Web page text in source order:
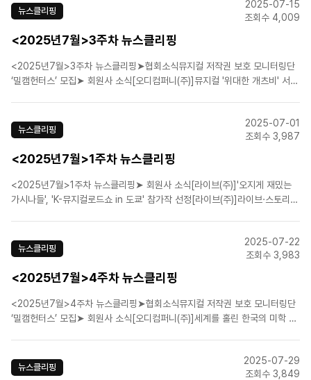
뮤지컬·연극 4편 선정[라이브(주)]뮤지..
뉴스클리핑
2025-07-15
조회수 4,009
<2025년7월>3주차 뉴스클리핑
<2025년7월>3주차 뉴스클리핑➤협회소식뮤지컬 저작권 보호 모니터링단
‘밀캠헌터스’ 모집➤ 회원사 소식[오디컴퍼니(주)]뮤지컬 '위대한 개츠비' 서
장르 1위![에스앤코(주)]단 3주!..
뉴스클리핑
2025-07-01
조회수 3,987
<2025년7월>1주차 뉴스클리핑
<2025년7월>1주차 뉴스클리핑➤ 회원사 소식[라이브(주)]'오지게 재밌는
가시나들', 'K-뮤지컬로드쇼 in 도쿄' 참가작 선정[라이브(주)]라이브·스토리
원 정책 확대”‘검증된’ 작품들이 이끄는 시..
뉴스클리핑
2025-07-22
조회수 3,983
<2025년7월>4주차 뉴스클리핑
<2025년7월>4주차 뉴스클리핑➤협회소식뮤지컬 저작권 보호 모니터링단
‘밀캠헌터스’ 모집➤ 회원사 소식[오디컴퍼니(주)]세계를 홀린 한국의 미학 …
센터 대극장서[㈜이엠케이뮤지컬컴퍼니]팬텀·엘..
뉴스클리핑
2025-07-29
조회수 3,849